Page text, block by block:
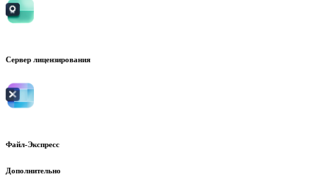
Сервер лицензирования
Файл-Экспресс
Дополнительно